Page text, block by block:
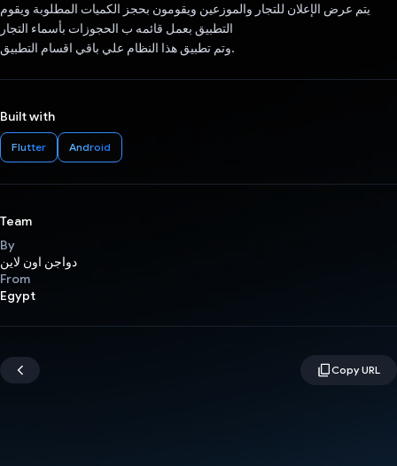
يتم عرض الإعلان للتجار والموزعين ويقومون بحجز الكميات المطلوبة ويقوم
التطبيق بعمل قائمه ب الحجوزات بأسماء التجار
وتم تطبيق هذا النظام علي باقي اقسام التطبيق.
Built with
Flutter Android
Team
By
دواجن اون لاين
From
Egypt